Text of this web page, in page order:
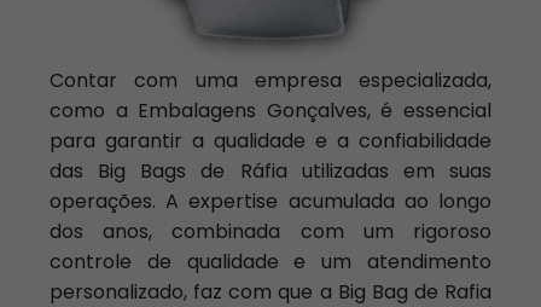
Contar com uma empresa especializada,
como a Embalagens Gonçalves, é essencial
para garantir a qualidade e a confiabilidade
das Big Bags de Ráfia utilizadas em suas
operações. A expertise acumulada ao longo
dos anos, combinada com um rigoroso
controle de qualidade e um atendimento
personalizado, faz com que a Big Bag de Rafia